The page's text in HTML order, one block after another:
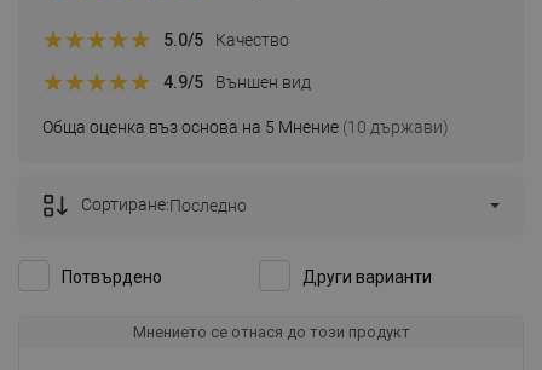
Обща оценка въз основа на 5 Мнение (10 държави)
5.0/5 Качество
4.9/5 Външен вид
Потвърдено Други варианти
Сортиране:Последно
Мнението се отнася до този продукт